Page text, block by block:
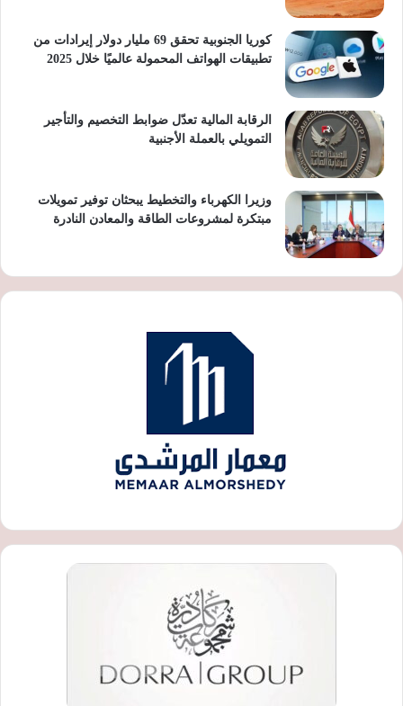
كوريا الجنوبية تحقق 69 مليار دولار إيرادات من
تطبيقات الهواتف المحمولة عالميًا خلال 2025
الرقابة المالية تعدّل ضوابط التخصيم والتأجير
التمويلي بالعملة الأجنبية
وزيرا الكهرباء والتخطيط يبحثان توفير تمويلات
مبتكرة لمشروعات الطاقة والمعادن النادرة